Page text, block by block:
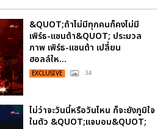
&QUOT;ถ้าไม่มีทุกคนก็คงไม่มี
เพิร์ธ-แซนต้า&QUOT; ประมวล
ภาพ เพิร์ธ-แซนต้า เปลี่ยน
ฮอลล์ให...
EXCLUSIVE : 34
ไม่ว่าจะวันนี้หรือวันไหน ก็จะยังภูมิใจ
ในตัว &QUOT;แจบอม&QUOT;